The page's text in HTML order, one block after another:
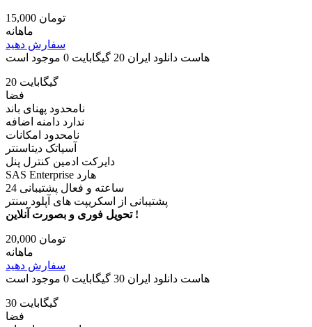
15,000 تومان
ماهانه
سفارش دهید
هاست دانلود ایران 20 گیگابایت
0 موجود است
20 گیگابایت
فضا
نامحدود پهنای باند
ندارد دامنه اضافه
نامحدود امکانات
آسیاتک دیتاسنتر
دایرکت ادمین کنترل پنل
SAS Enterprise هارد
24 ساعته و فعال پشتیبانی
پشتیبانی از اسکریپت های آپلود سنتر
تحویل فوری و بصورت آنلاین !
20,000 تومان
ماهانه
سفارش دهید
هاست دانلود ایران 30 گیگابایت
0 موجود است
30 گیگابایت
فضا